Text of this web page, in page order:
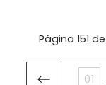
Página 151
01